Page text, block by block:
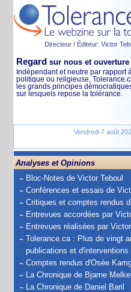
Directeur / Éditeur: Victor
Regard sur nous et
Indépendant et neutre par rapport
politique ou religieuse,
les grands principes
sur lesquels repose la tolérance.
Vendredi 7 août
Analyses et Opinions
Bloc-Notes de Victor Teboul
Conférences et essais de
Critiques et comptes rendus
Entrevues accordées par
Entrevues réalisées par Victor
Tolerance.ca : Plus de vingt
publications et d'interventions
Comptes rendus d'Osée
La Chronique de Bjarne
La Chronique de Daniel Baril